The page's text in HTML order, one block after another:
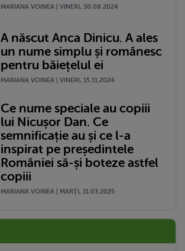
MARIANA VOINEA | VINERI, 30.08.2024
A născut Anca Dinicu. A ales
un nume simplu și românesc
pentru băiețelul ei
MARIANA VOINEA | VINERI, 15.11.2024
Ce nume speciale au copiii
lui Nicușor Dan. Ce
semnificație au și ce l-a
inspirat pe președintele
României să-și boteze astfel
copiii
MARIANA VOINEA | MARŢI, 11.03.2025